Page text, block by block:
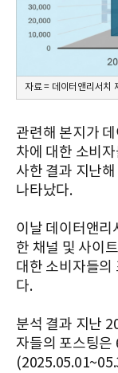
자료 = 데이터앤리서치
관련해 본지가
차에 대한 소비
사한 결과 지난
나타났다.
이날 데이터앤리
한 채널 및 사이
대한 소비자들의
다.
분석 결과 지난
자들의 포스팅은